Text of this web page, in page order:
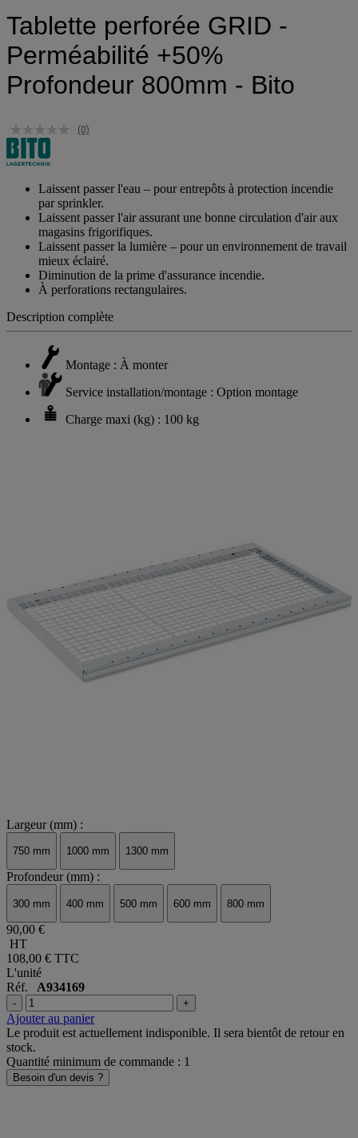
Tablette perforée GRID -
Perméabilité +50%
Profondeur 800mm - Bito
(0)
Laissent passer l'eau – pour entrepôts à protection incendie
par sprinkler.
Laissent passer l'air assurant une bonne circulation d'air aux
magasins frigorifiques.
Laissent passer la lumière – pour un environnement de travail
mieux éclairé.
Diminution de la prime d'assurance incendie.
À perforations rectangulaires.
Description complète
Montage : À monter
Service installation/montage : Option montage
Charge maxi (kg) : 100 kg
Largeur (mm) :
750 mm 1000 mm 1300 mm
Profondeur (mm) :
300 mm 400 mm 500 mm 600 mm 800 mm
90,00 €
HT
108,00 € TTC
L'unité
Réf. A934169
- +
Ajouter au panier
Le produit est actuellement indisponible. Il sera bientôt de retour en
stock.
Quantité minimum de commande : 1
Besoin d'un devis ?